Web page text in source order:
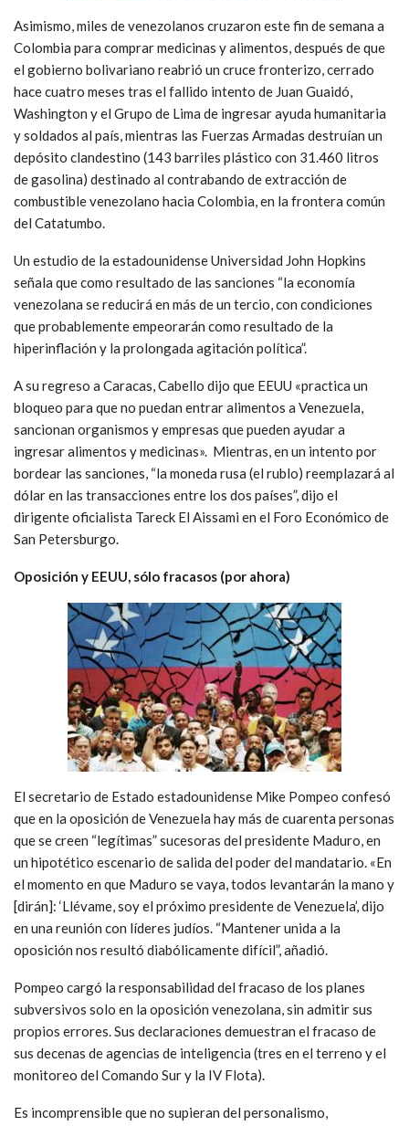
Asimismo, miles de venezolanos cruzaron este fin de semana a
Colombia para comprar medicinas y alimentos, después de que
el gobierno bolivariano reabrió un cruce fronterizo, cerrado
hace cuatro meses tras el fallido intento de Juan Guaidó,
Washington y el Grupo de Lima de ingresar ayuda humanitaria
y soldados al país, mientras las Fuerzas Armadas destruían un
depósito clandestino (143 barriles plástico con 31.460 litros
de gasolina) destinado al contrabando de extracción de
combustible venezolano hacia Colombia, en la frontera común
del Catatumbo.
Un estudio de la estadounidense Universidad John Hopkins
señala que como resultado de las sanciones “la economía
venezolana se reducirá en más de un tercio, con condiciones
que probablemente empeorarán como resultado de la
hiperinflación y la prolongada agitación política”.
A su regreso a Caracas, Cabello dijo que EEUU «practica un
bloqueo para que no puedan entrar alimentos a Venezuela,
sancionan organismos y empresas que pueden ayudar a
ingresar alimentos y medicinas». Mientras, en un intento por
bordear las sanciones, “la moneda rusa (el rublo) reemplazará al
dólar en las transacciones entre los dos países”, dijo el
dirigente oficialista Tareck El Aissami en el Foro Económico de
San Petersburgo.
Oposición y EEUU, sólo fracasos (por ahora)
El secretario de Estado estadounidense Mike Pompeo confesó
que en la oposición de Venezuela hay más de cuarenta personas
que se creen “legítimas” sucesoras del presidente Maduro, en
un hipotético escenario de salida del poder del mandatario. «En
el momento en que Maduro se vaya, todos levantarán la mano y
[dirán]: ‘Llévame, soy el próximo presidente de Venezuela’, dijo
en una reunión con líderes judíos. “Mantener unida a la
oposición nos resultó diabólicamente difícil”, añadió.
Pompeo cargó la responsabilidad del fracaso de los planes
subversivos solo en la oposición venezolana, sin admitir sus
propios errores. Sus declaraciones demuestran el fracaso de
sus decenas de agencias de inteligencia (tres en el terreno y el
monitoreo del Comando Sur y la IV Flota).
Es incomprensible que no supieran del personalismo,